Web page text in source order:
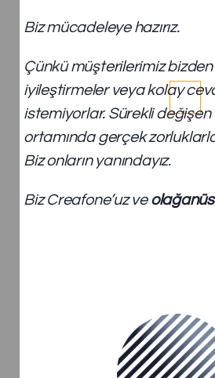
Biz mücadeleye hazırız.
Çünkü müşterilerimiz
iyileştirmeler veya kolay
istemiyorlar. Sürekli
ortamında gerçek
Biz onların yanındayız. ​
Biz Creafone’uz ve